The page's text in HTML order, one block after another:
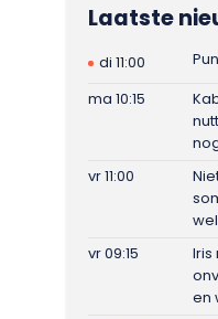
Laatste
di 11:00
ma 10:15
vr 11:00
vr 09:15
en